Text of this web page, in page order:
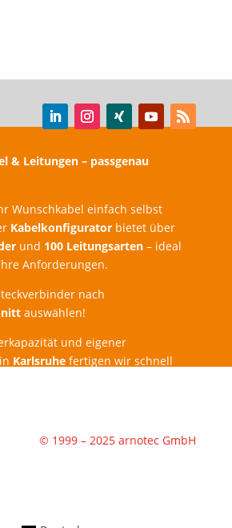
& Leitungen – passgenau
Wunschkabel einfach selbst
Kabelkonfiguratorbietet über
und 100 Leitungsarten– ideal
Anforderungen.
nach
auswählen!
und eigener
Karlsruhefertigen wir schnell
© 1999 – 2025 arnotec GmbH